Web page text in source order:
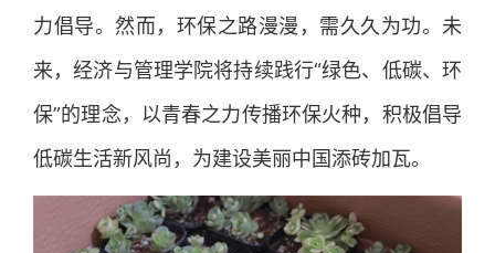
力倡导。然而，环保之路漫漫，需久久为功。未
来，经济与管理学院将持续践行“绿色、低碳、环
保”的理念，以青春之力传播环保火种，积极倡导
低碳生活新风尚，为建设美丽中国添砖加瓦。